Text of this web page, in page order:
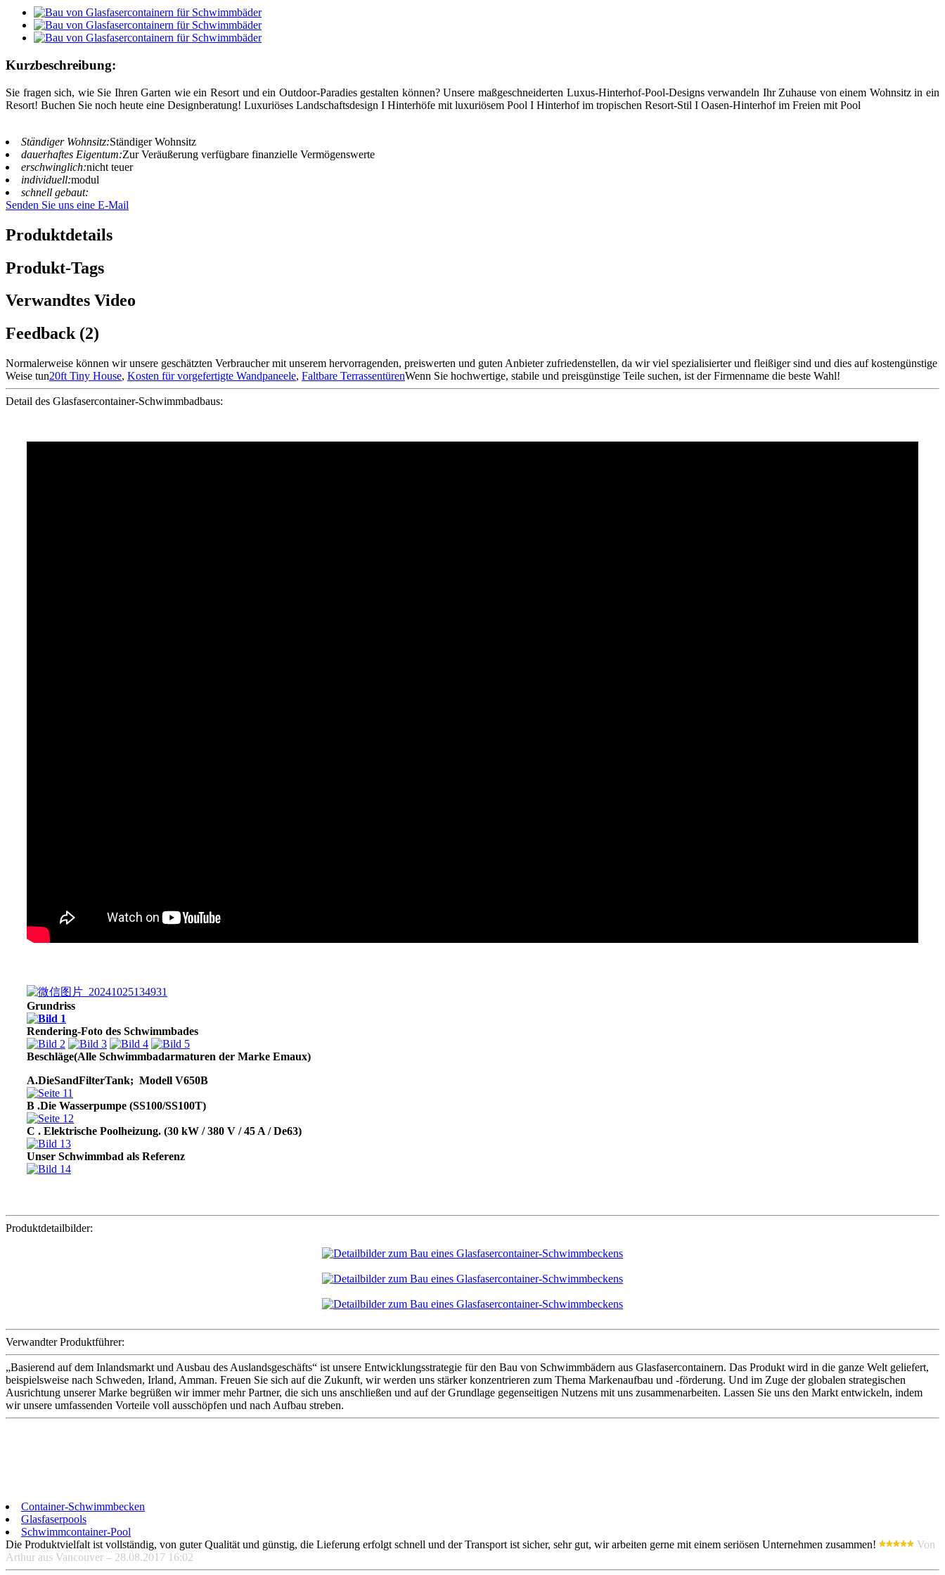
Kurzbeschreibung:
Sie fragen sich, wie Sie Ihren Garten wie ein Resort und ein Outdoor-Paradies gestalten können? Unsere maßgeschneiderten Luxus-Hinterhof-Pool-Designs verwandeln Ihr Zuhause von einem Wohnsitz in ein
Resort! Buchen Sie noch heute eine Designberatung! Luxuriöses Landschaftsdesign I Hinterhöfe mit luxuriösem Pool I Hinterhof im tropischen Resort-Stil I Oasen-Hinterhof im Freien mit Pool
Ständiger Wohnsitz:Ständiger Wohnsitz
dauerhaftes Eigentum:Zur Veräußerung verfügbare finanzielle Vermögenswerte
erschwinglich:nicht teuer
individuell:modul
schnell gebaut:
Senden Sie uns eine E-Mail
Produktdetails
Produkt-Tags
Verwandtes Video
Feedback (2)
Normalerweise können wir unsere geschätzten Verbraucher mit unserem hervorragenden, preiswerten und guten Anbieter zufriedenstellen, da wir viel spezialisierter und fleißiger sind und dies auf kostengünstige
Weise tun20ft Tiny House, Kosten für vorgefertigte Wandpaneele, Faltbare TerrassentürenWenn Sie hochwertige, stabile und preisgünstige Teile suchen, ist der Firmenname die beste Wahl!
Detail des Glasfasercontainer-Schwimmbadbaus:
Grundriss
Rendering-Foto des Schwimmbades
Beschläge(Alle Schwimmbadarmaturen der Marke Emaux)
A.DieSandFilterTank; Modell V650B
B .Die Wasserpumpe (SS100/SS100T)
C . Elektrische Poolheizung. (30 kW / 380 V / 45 A / De63)
Unser Schwimmbad als Referenz
Produktdetailbilder:
Verwandter Produktführer:
„Basierend auf dem Inlandsmarkt und Ausbau des Auslandsgeschäfts“ ist unsere Entwicklungsstrategie für den Bau von Schwimmbädern aus Glasfasercontainern. Das Produkt wird in die ganze Welt geliefert,
beispielsweise nach Schweden, Irland, Amman. Freuen Sie sich auf die Zukunft, wir werden uns stärker konzentrieren zum Thema Markenaufbau und -förderung. Und im Zuge der globalen strategischen
Ausrichtung unserer Marke begrüßen wir immer mehr Partner, die sich uns anschließen und auf der Grundlage gegenseitigen Nutzens mit uns zusammenarbeiten. Lassen Sie uns den Markt entwickeln, indem
wir unsere umfassenden Vorteile voll ausschöpfen und nach Aufbau streben.
Container-Schwimmbecken
Glasfaserpools
Schwimmcontainer-Pool
Die Produktvielfalt ist vollständig, von guter Qualität und günstig, die Lieferung erfolgt schnell und der Transport ist sicher, sehr gut, wir arbeiten gerne mit einem seriösen Unternehmen zusammen!
Von
Arthur aus Vancouver – 28.08.2017 16:02